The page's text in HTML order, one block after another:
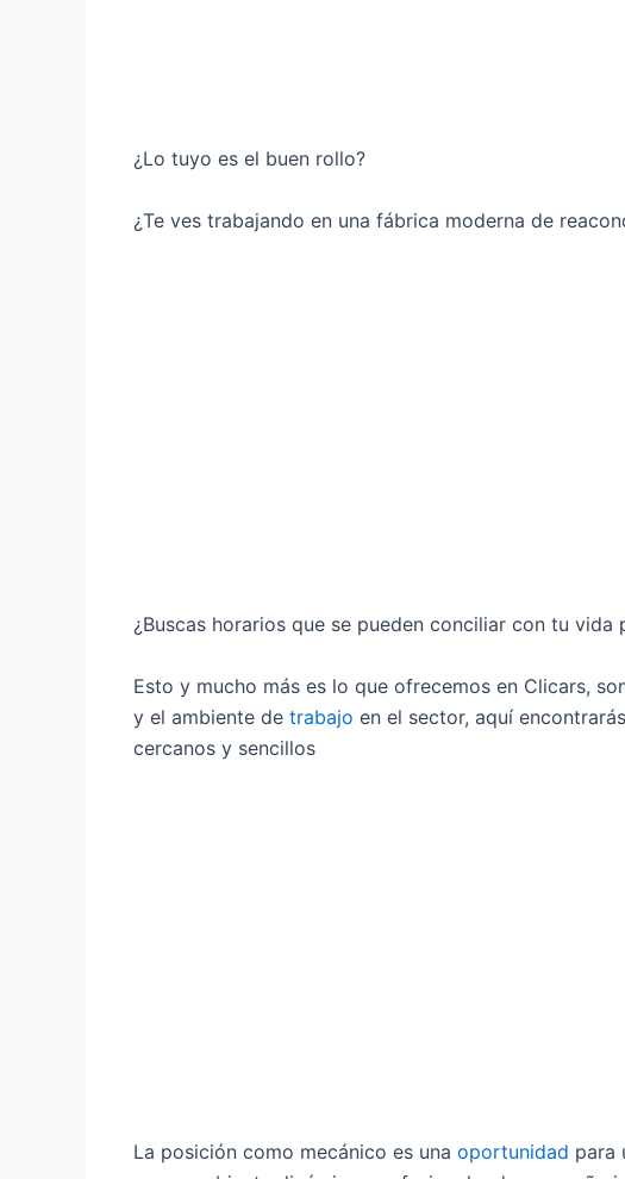
¿Lo tuyo es el buen rollo?
¿Te ves trabajando en una fábrica moderna de
¿Buscas horarios que se pueden conciliar con tu vida
Esto y mucho más es lo que ofrecemos en Clicars,
y el ambiente de trabajo en el sector, aquí
cercanos y sencillos
La posición como mecánico es una oportunidad para